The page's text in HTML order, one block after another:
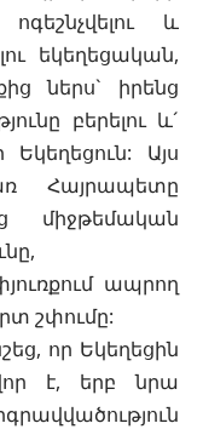
և
եկեղեցական,
ներս` իրենց
բերելու և´
Եկեղեցուն: Այս
Հայրապետը
միջթեմական
ապրող
շփումը:
որ Եկեղեցին
է, երբ նրա